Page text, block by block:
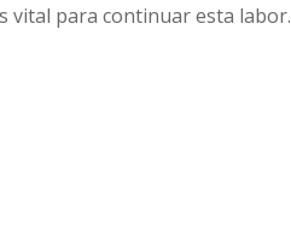
vital para continuar esta labor.